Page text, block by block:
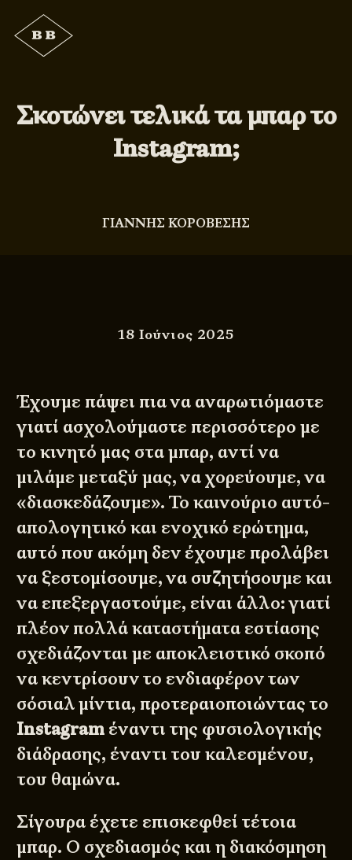
Σκοτώνει τελικά τα μπαρ το
Instagram;
ΓΙΑΝΝΗΣ ΚΟΡΟΒΕΣΗΣ
18 Ιούνιος 2025
Έχουμε πάψει πια να αναρωτιόμαστε
γιατί ασχολούμαστε περισσότερο με
το κινητό μας στα μπαρ, αντί να
μιλάμε μεταξύ μας, να χορεύουμε, να
«διασκεδάζουμε». Το καινούριο αυτό-
απολογητικό και ενοχικό ερώτημα,
αυτό που ακόμη δεν έχουμε προλάβει
να ξεστομίσουμε, να συζητήσουμε και
να επεξεργαστούμε, είναι άλλο: γιατί
πλέον πολλά καταστήματα εστίασης
σχεδιάζονται με αποκλειστικό σκοπό
να κεντρίσουν το ενδιαφέρον των
σόσιαλ μίντια, προτεραιοποιώντας το
Instagram έναντι της φυσιολογικής
διάδρασης, έναντι του καλεσμένου,
του θαμώνα.
Σίγουρα έχετε επισκεφθεί τέτοια
μπαρ. Ο σχεδιασμός και η διακόσμηση